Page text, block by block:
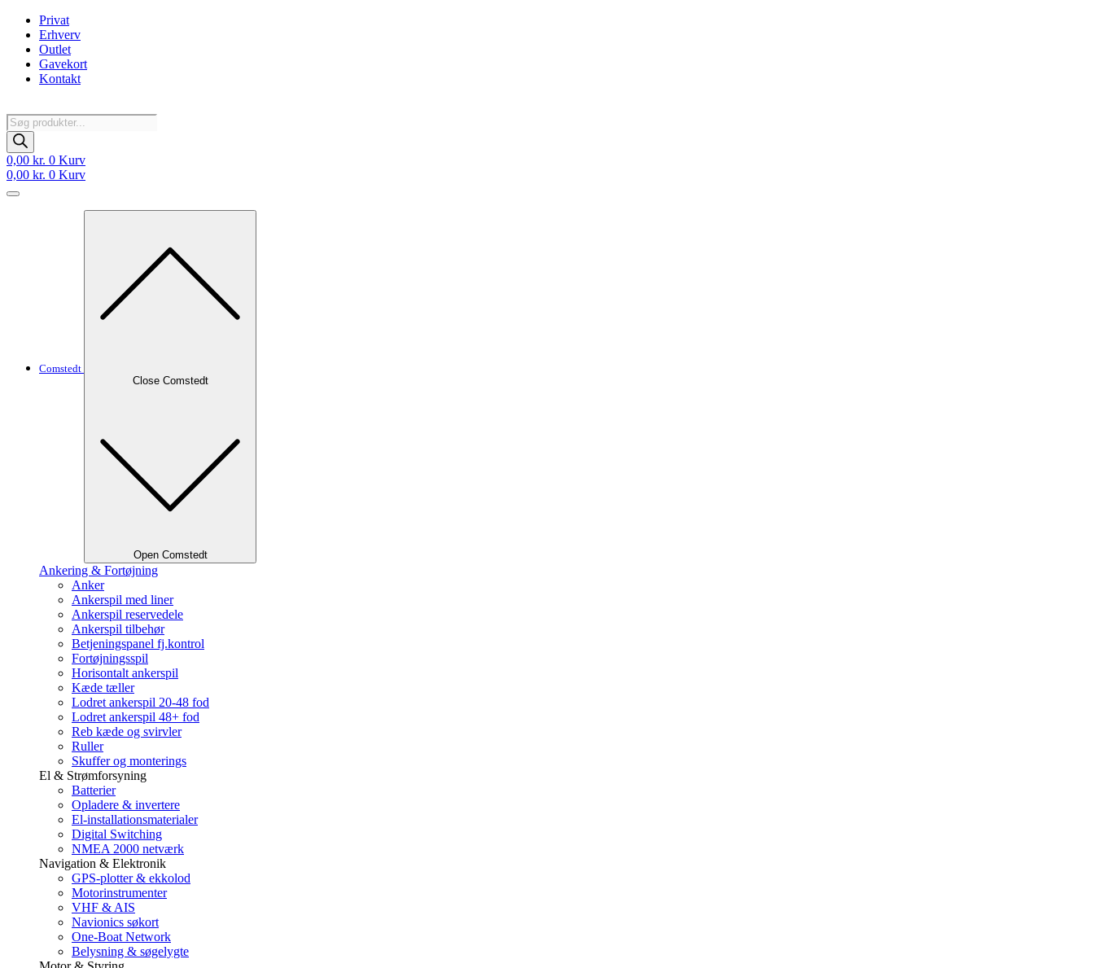
Videre
indhold
Privat
Erhverv
Outlet
Gavekort
Kontakt
Products
search
0,00 kr. 0 Kurv
0,00 kr. 0 Kurv
Comstedt
Close Comstedt
Open Comstedt
Ankering & Fortøjning
Anker
Ankerspil med liner
Ankerspil reservedele
Ankerspil tilbehør
Betjeningspanel fj.kontrol
Fortøjningsspil
Horisontalt ankerspil
Kæde tæller
Lodret ankerspil 20-48 fod
Lodret ankerspil 48+ fod
Reb kæde og svirvler
Ruller
Skuffer og monterings
El & Strømforsyning
Batterier
Opladere & invertere
El-installationsmaterialer
Digital Switching
NMEA 2000 netværk
Navigation & Elektronik
GPS-plotter & ekkolod
Motorinstrumenter
VHF & AIS
Navionics søkort
One-Boat Network
Belysning & søgelygte